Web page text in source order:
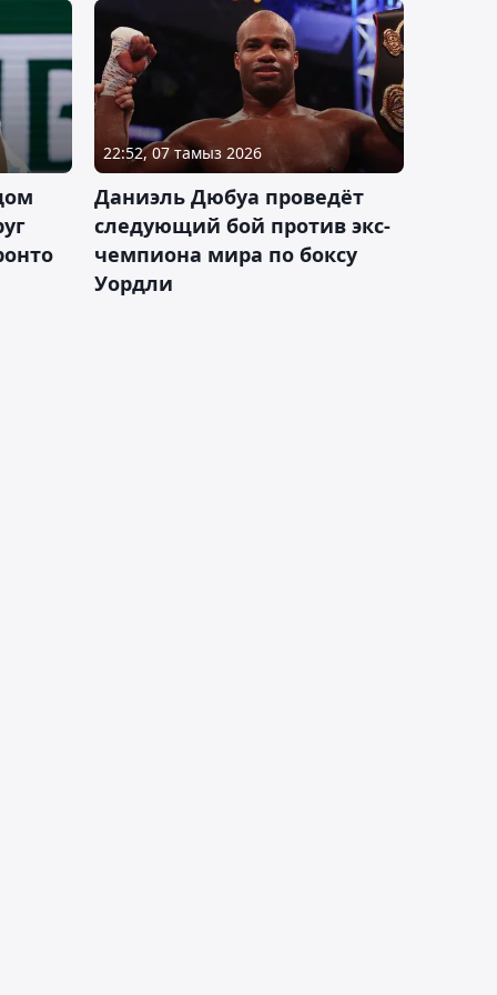
22:52, 07 тамыз 2026
Даниэль Дюбуа проведёт
следующий бой против экс-
чемпиона мира по боксу
Уордли